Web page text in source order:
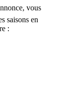
vous
saisons en
: